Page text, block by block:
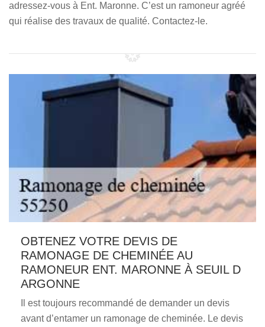
adressez-vous à Ent. Maronne. C’est un ramoneur agréé
qui réalise des travaux de qualité. Contactez-le.
OBTENEZ VOTRE DEVIS DE
RAMONAGE DE CHEMINÉE AU
RAMONEUR ENT. MARONNE À SEUIL D
ARGONNE
Il est toujours recommandé de demander un devis
avant d’entamer un ramonage de cheminée. Le devis